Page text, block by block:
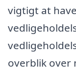
vigtigt at
overblik over